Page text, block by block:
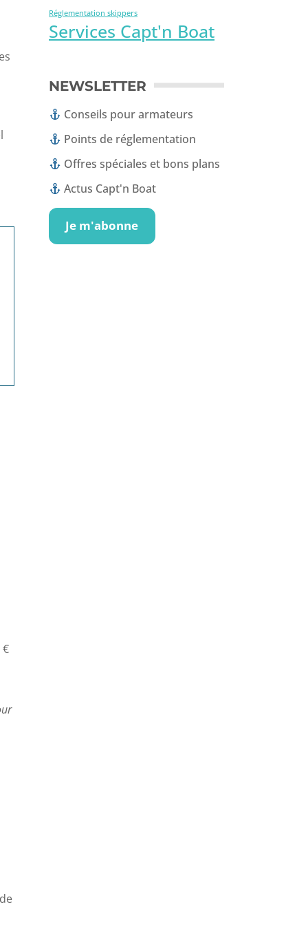
€
Réglementation skippers
Services Capt'n Boat
NEWSLETTER
Conseils pour armateurs
Points de réglementation
Offres spéciales et bons plans
Actus Capt'n Boat
Je m'abonne